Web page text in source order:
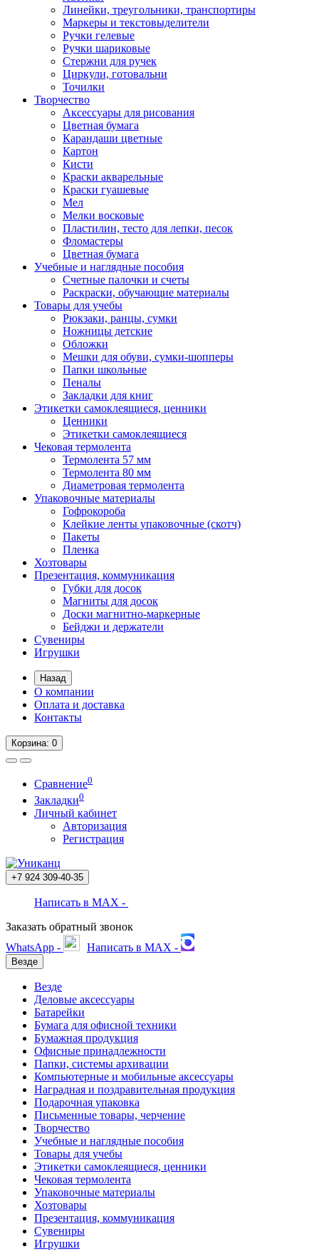
Линейки, треугольники, транспортиры
Маркеры и текстовыделители
Ручки гелевые
Ручки шариковые
Стержни для ручек
Циркули, готовальни
Точилки
Творчество
Аксессуары для рисования
Цветная бумага
Карандаши цветные
Картон
Кисти
Краски акварельные
Краски гуашевые
Мел
Мелки восковые
Пластилин, тесто для лепки, песок
Фломастеры
Цветная бумага
Учебные и наглядные пособия
Счетные палочки и счеты
Раскраски, обучающие материалы
Товары для учебы
Рюкзаки, ранцы, сумки
Ножницы детские
Обложки
Мешки для обуви, сумки-шопперы
Папки школьные
Пеналы
Закладки для книг
Этикетки самоклеящиеся, ценники
Ценники
Этикетки самоклеящиеся
Чековая термолента
Термолента 57 мм
Термолента 80 мм
Диаметровая термолента
Упаковочные материалы
Гофрокороба
Клейкие ленты упаковочные (скотч)
Пакеты
Пленка
Хозтовары
Презентация, коммуникация
Губки для досок
Магниты для досок
Доски магнитно-маркерные
Бейджи и держатели
Сувениры
Игрушки
Назад
О компании
Оплата и доставка
Контакты
Корзина: 0
Сравнение0
Закладки0
Личный кабинет
Авторизация
Регистрация
+7 924 309-40-35
Написать в MAX -
Заказать обратный звонок
WhatsApp -
Написать в MAX -
Везде
Везде
Деловые аксессуары
Батарейки
Бумага для офисной техники
Бумажная продукция
Офисные принадлежности
Папки, системы архивации
Компьютерные и мобильные аксессуары
Наградная и поздравительная продукция
Подарочная упаковка
Письменные товары, черчение
Творчество
Учебные и наглядные пособия
Товары для учебы
Этикетки самоклеящиеся, ценники
Чековая термолента
Упаковочные материалы
Хозтовары
Презентация, коммуникация
Сувениры
Игрушки